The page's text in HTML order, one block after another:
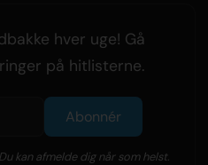
hver uge! Gå
på hitlisterne.
Abonnér
kan afmelde dig når som helst.